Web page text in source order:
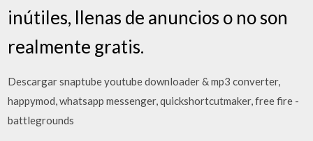
inútiles, llenas de anuncios o no son
realmente gratis.
Descargar snaptube youtube downloader & mp3 converter,
happymod, whatsapp messenger, quickshortcutmaker, free fire -
battlegrounds